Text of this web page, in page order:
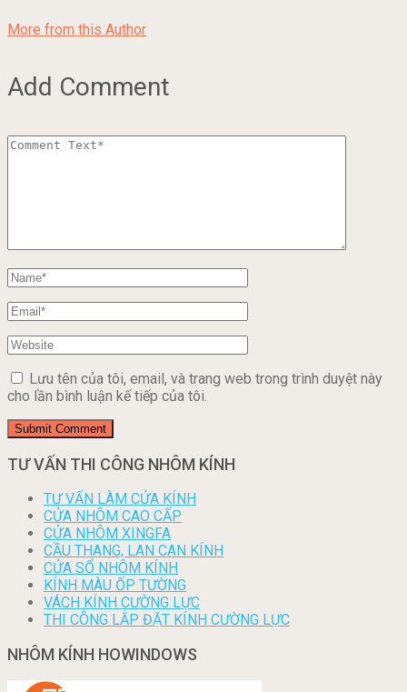
More from this Author
Add Comment
Lưu tên của tôi, email, và trang web trong trình duyệt này
cho lần bình luận kế tiếp của tôi.
TƯ VẤN THI CÔNG NHÔM KÍNH
TƯ VẤN LÀM CỬA KÍNH
CỬA NHÔM CAO CẤP
CỬA NHÔM XINGFA
CẦU THANG, LAN CAN KÍNH
CỬA SỔ NHÔM KÍNH
KÍNH MÀU ỐP TƯỜNG
VÁCH KÍNH CƯỜNG LỰC
THI CÔNG LẮP ĐẶT KÍNH CƯỜNG LỰC
NHÔM KÍNH HOWINDOWS